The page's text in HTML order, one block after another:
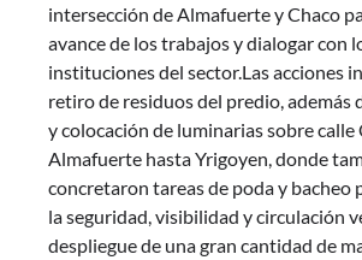
intersección de Almafuerte y Chaco
avance de los trabajos y dialogar con
instituciones del sector.Las acciones
retiro de residuos del predio, además
y colocación de luminarias sobre calle
Almafuerte hasta Yrigoyen, donde
concretaron tareas de poda y bacheo
la seguridad, visibilidad y circulación
despliegue de una gran cantidad de